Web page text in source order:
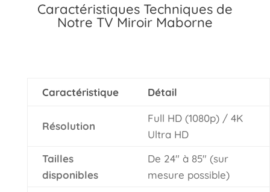
Caractéristiques Techniques de
Notre TV Miroir Maborne
Caractéristique Détail
Résolution
Full HD (1080p) / 4K
Ultra HD
Tailles
disponibles
De 24″ à 85″ (sur
mesure possible)